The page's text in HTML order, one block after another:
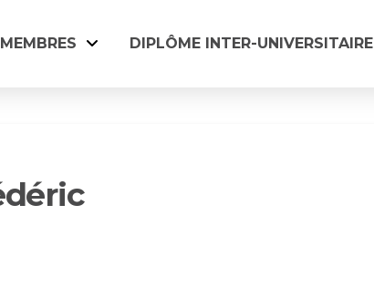
MEMBRES DIPLÔME INTER-UNIVERSITAIRE